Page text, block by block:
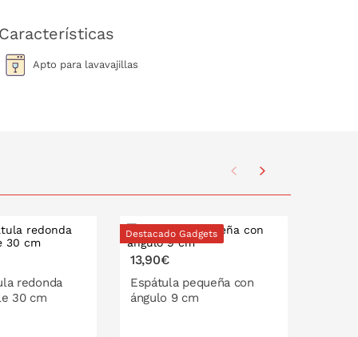
Características
Apto para lavavajillas
redonda
30 cm
Destacado Gadgets
13,90€
Espátula pequeña con
ángulo 9 cm